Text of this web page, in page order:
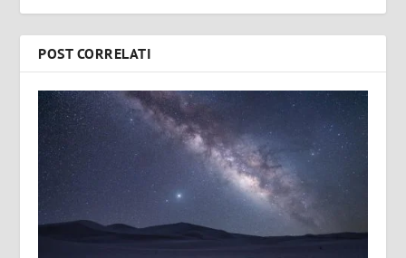
POST CORRELATI